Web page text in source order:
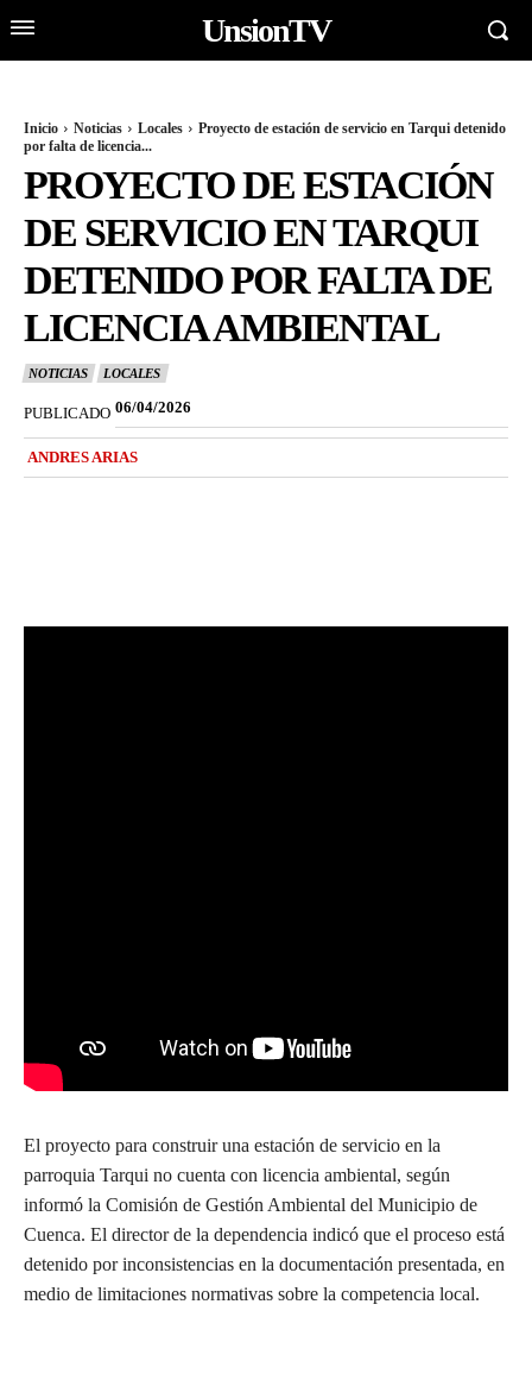
UnsionTV
Inicio Noticias Locales
Proyecto de estación de servicio en Tarqui detenido
por falta de licencia...
PROYECTO DE ESTACIÓN
DE SERVICIO EN TARQUI
DETENIDO POR FALTA DE
LICENCIA AMBIENTAL
NOTICIAS LOCALES
PUBLICADO 06/04/2026
ANDRES ARIAS
El proyecto para construir una estación de servicio en la
parroquia Tarqui no cuenta con licencia ambiental, según
informó la Comisión de Gestión Ambiental del Municipio de
Cuenca. El director de la dependencia indicó que el proceso está
detenido por inconsistencias en la documentación presentada, en
medio de limitaciones normativas sobre la competencia local.